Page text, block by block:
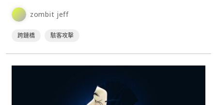
在短短 6 小時內，至少有 3 個跨⋯
zombit jeff
跨鏈橋 駭客攻擊